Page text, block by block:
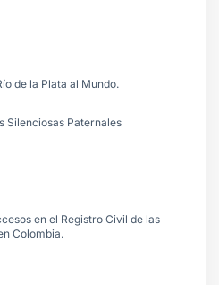
de la Plata al Mundo.
Silenciosas Paternales
en el Registro Civil de las
Colombia.